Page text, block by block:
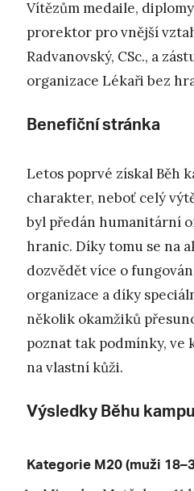
Vítězům medaile,
prorektor pro vnější
Radvanovský, CSc., a
organizace Lékaři bez
Benefiční stránka
Letos poprvé získal Běh
charakter, neboť celý
byl předán humanitární
hranic. Díky tomu se na
dozvědět více o
organizace a díky
několik okamžiků
poznat tak podmínky,
na vlastní kůži.
Výsledky Běhu
Kategorie M20 (muži